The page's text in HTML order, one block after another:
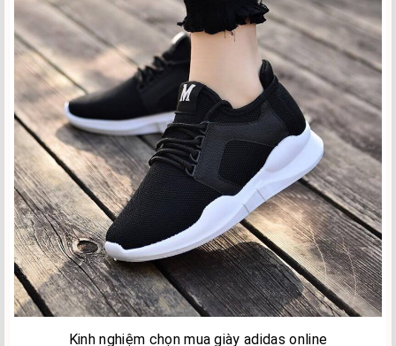
Kinh nghiệm chọn mua giày adidas online